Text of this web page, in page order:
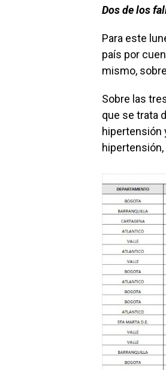
Dos de los
Para este
país por
mismo,
Sobre las
que se trata
hipertensión